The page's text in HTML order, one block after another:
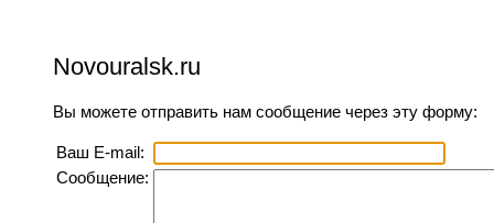
Novouralsk.ru
Вы можете отправить нам сообщение через эту форму:
Ваш E-mail:
Сообщение: